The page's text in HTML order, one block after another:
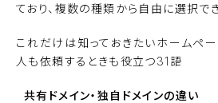
ており、複数の種類から自由に選択でき
これだけは知っておきたいホームペ
人も依頼するときも役立つ31語
共有ドメイン・独自ドメインの違い